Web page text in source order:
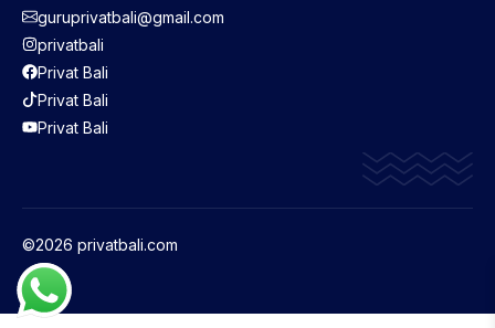
guruprivatbali@gmail.com
privatbali
Privat Bali
Privat Bali
Privat Bali
©2026 privatbali.com